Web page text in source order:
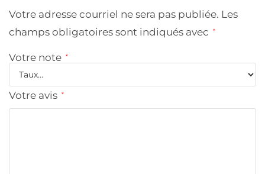
Votre adresse courriel ne sera pas publiée. Les
champs obligatoires sont indiqués avec
*
Votre note *
Votre avis *